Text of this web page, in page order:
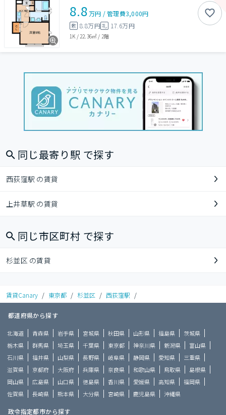
8.8万円 /管理費3,000円
敷 8.8万円礼 17.6万円
1K / 22.36㎡ / 2階
同じ最寄り駅 で探す
西荻窪駅 の賃貸
上井草駅 の賃貸
同じ市区町村 で探す
杉並区 の賃貸
賃貸Canary / 東京都 / 杉並区 / 西荻窪駅 /
都道府県から探す
北海道 青森県 岩手県 宮城県 秋田県 山形県 福島県
茨城県
栃木県
群馬県 埼玉県 千葉県 東京都 神奈川県 新潟県
富山県
石川県
福井県 山梨県 長野県 岐阜県 静岡県 愛知県
三重県
滋賀県
京都府 大阪府 兵庫県 奈良県 和歌山県 鳥取県
島根県
岡山県
広島県 山口県 徳島県 香川県 愛媛県 高知県
福岡県
佐賀県
長崎県 熊本県 大分県 宮崎県 鹿児島県 沖縄県
政令指定都市から探す